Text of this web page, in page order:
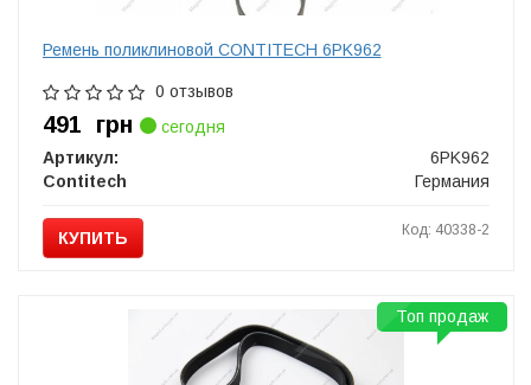
Ремень поликлиновой CONTITECH 6PK962
0 отзывов
491 грн
сегодня
Артикул:
6PK962
Contitech
Германия
КУПИТЬ Код: 40338-2
Топ продаж